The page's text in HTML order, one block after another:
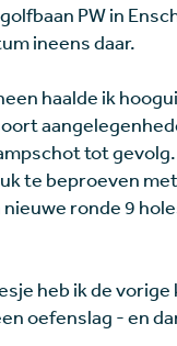
PW in
ineens daar.
haalde ik
tot gevolg.
te beproeven
ronde 9
heb ik de vorige
oefenslag - en